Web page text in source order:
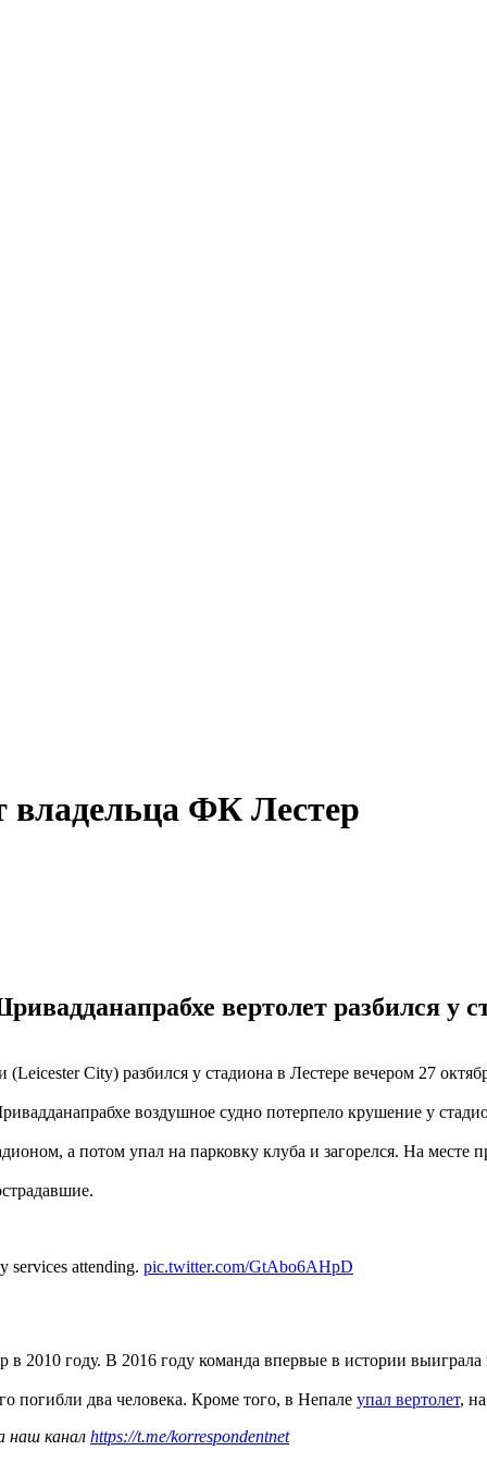
владельца ФК Лестер
вертолет разбился у
City) разбился у стадиона в Лестере вечером 27
воздушное судно потерпело крушение у
а потом упал на парковку клуба и загорелся. На
services attending. pic.twitter.com/GtAbo6AHpD
2010 году. В 2016 году команда впервые в истории выиграла
погибли два человека. Кроме того, в Непале упал вертолет,
наш канал https://t.me/korrespondentnet